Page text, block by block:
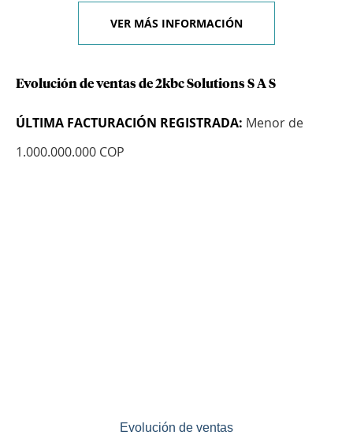
VER MÁS INFORMACIÓN
Evolución de ventas de 2kbc Solutions S A S
ÚLTIMA FACTURACIÓN REGISTRADA: Menor de
1.000.000.000 COP
Evolución de ventas